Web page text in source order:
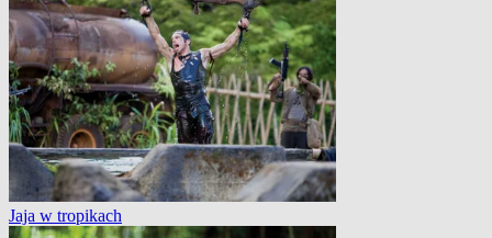
Jaja w tropikach